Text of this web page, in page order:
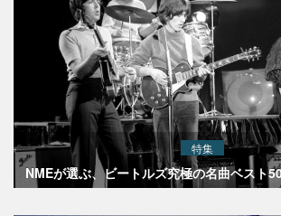
特集
NMEが選ぶ、ビートルズ究極の名曲ベスト